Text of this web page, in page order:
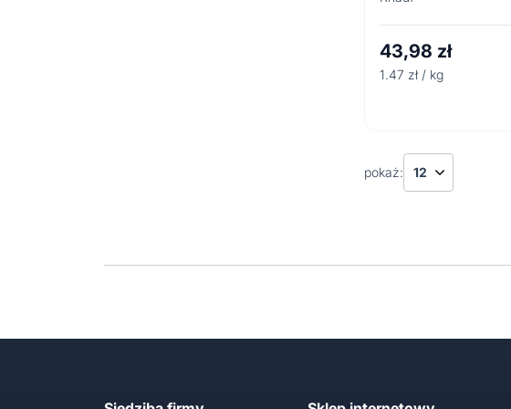
43,98 zł
1.47 zł / kg
pokaż: